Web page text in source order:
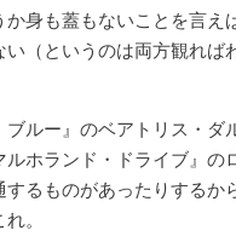
身も蓋もないことを言え
（というのは両方観れば
ルー』のベアトリス・ダ
ルホランド・ドライブ』の
るものがあったりするか
。